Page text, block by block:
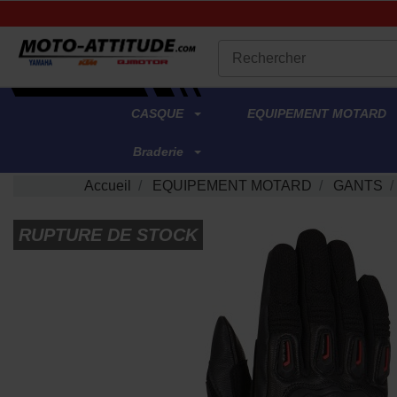
.
CASQUE EQUIPEMENT MOTARD
Braderie
Accueil EQUIPEMENT MOTARD GANTS
RUPTURE DE STOCK